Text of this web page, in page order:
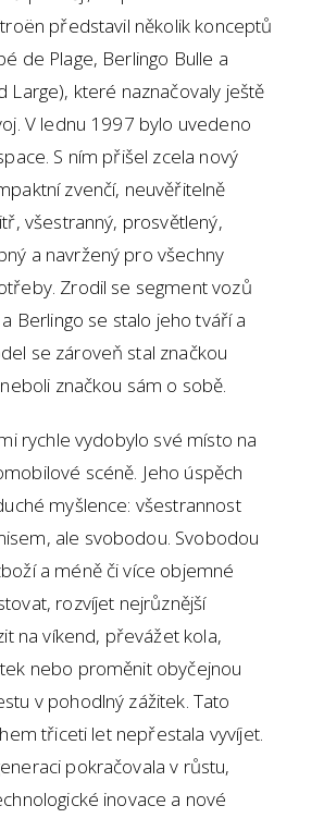
představil několik konceptů
de Plage, Berlingo Bulle a
Large), které naznačovaly ještě
V lednu 1997 bylo uvedeno
S ním přišel zcela nový
zvenčí, neuvěřitelně
všestranný, prosvětlený,
a navržený pro všechny
Zrodil se segment vozů
Berlingo se stalo jeho tváří a
se zároveň stal značkou
značkou sám o sobě.
rychle vydobylo své místo na
scéně. Jeho úspěch
myšlence: všestrannost
ale svobodou. Svobodou
a méně či více objemné
rozvíjet nejrůznější
na víkend, převážet kola,
nebo proměnit obyčejnou
v pohodlný zážitek. Tato
třiceti let nepřestala vyvíjet.
pokračovala v růstu,
inovace a nové